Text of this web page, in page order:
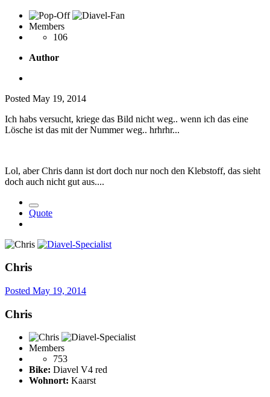
Members
106
Author
Posted May 19, 2014
Ich habs versucht, kriege das Bild nicht weg.. wenn ich das eine
Lösche ist das mit der Nummer weg.. hrhrhr...
Lol, aber Chris dann ist dort doch nur noch den Klebstoff, das sieht
doch auch nicht gut aus....
Quote
Chris
Posted May 19, 2014
Chris
Members
753
Bike: Diavel V4 red
Wohnort: Kaarst